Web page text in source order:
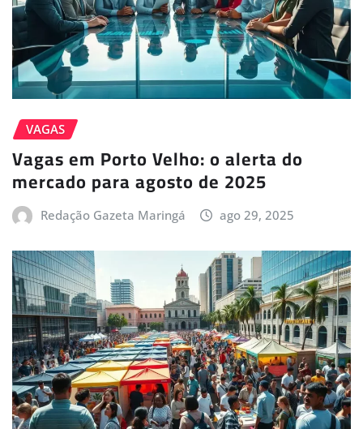
VAGAS
Vagas em Porto Velho: o alerta do
mercado para agosto de 2025
Redação Gazeta Maringá ago 29, 2025